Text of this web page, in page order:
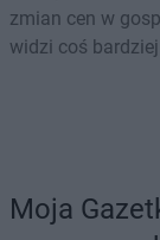
zmian cen w
widzi coś
Moja